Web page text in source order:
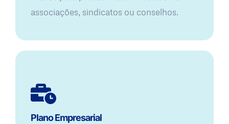
associações, sindicatos ou conselhos.
Plano Empresarial